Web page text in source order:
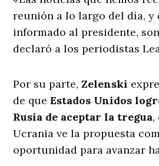
reunión a lo largo del día, y
informado al presidente,
declaró a los periodistas
Por su parte,Zelenski
de queEstados Unidos
Rusia de aceptar la tregua,
Ucrania ve la propuesta
oportunidad para avanzar